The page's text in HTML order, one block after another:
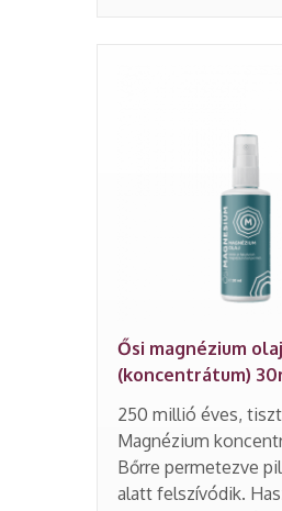
Ősi magnézium olaj
(koncentrátum)
250 millió éves,
Magnézium
Bőrre permetezve
alatt felszívódik.